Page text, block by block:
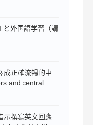
ライナ政府の管理
）による安全
にはド ローン
ユーロ（約 933
いる。
場淨灘，仍未見
協會呼 籲環境部
集各縣市海岸塑
外国語学習（請
成正確流暢的中
and central
of Seven have
urges
示撰寫英文回應